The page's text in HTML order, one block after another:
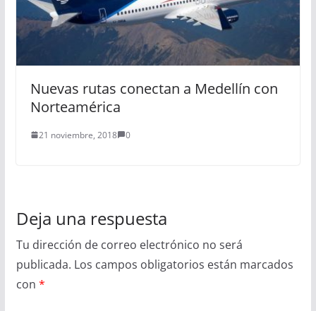
Nuevas rutas conectan a Medellín con
Norteamérica
21 noviembre, 2018 0
Deja una respuesta
Tu dirección de correo electrónico no será
publicada. Los campos obligatorios están marcados
con *